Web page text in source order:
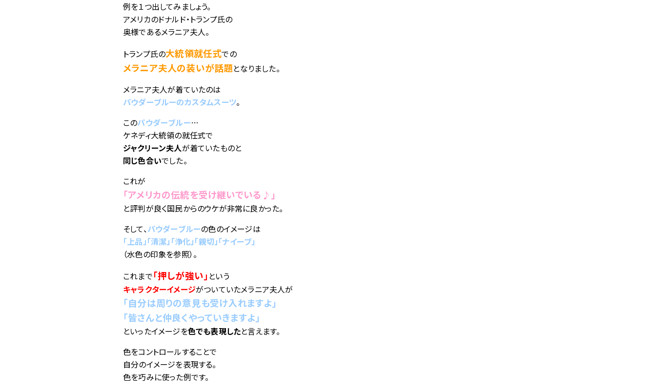
例を１つ出してみましょう。
アメリカのドナルド・トランプ氏の
奥様であるメラニア夫人。
トランプ氏の大統領就任式での
メラニア夫人の装いが話題となりました。
メラニア夫人が着ていたのは
パウダーブルーのカスタムスーツ。
このパウダーブルー…
ケネディ大統領の就任式で
ジャクリーン夫人が着ていたものと
同じ色合いでした。
これが
「アメリカの伝統を受け継いでいる♪」
と評判が良く国民からのウケが非常に良かった。
そして、パウダーブルーの色のイメージは
「上品」「清潔」「浄化」「親切」「ナイーブ」
（水色の印象を参照）。
これまで「押しが強い」 という
キャラクターイメージがついていたメラニア夫人が
「自分は周りの意見も受け入れますよ」
「皆さんと仲良くやっていきますよ」
といったイメージを色でも表現したと言えます。
色をコントロールすることで
自分のイメージを表現する。
色を巧みに使った例です。